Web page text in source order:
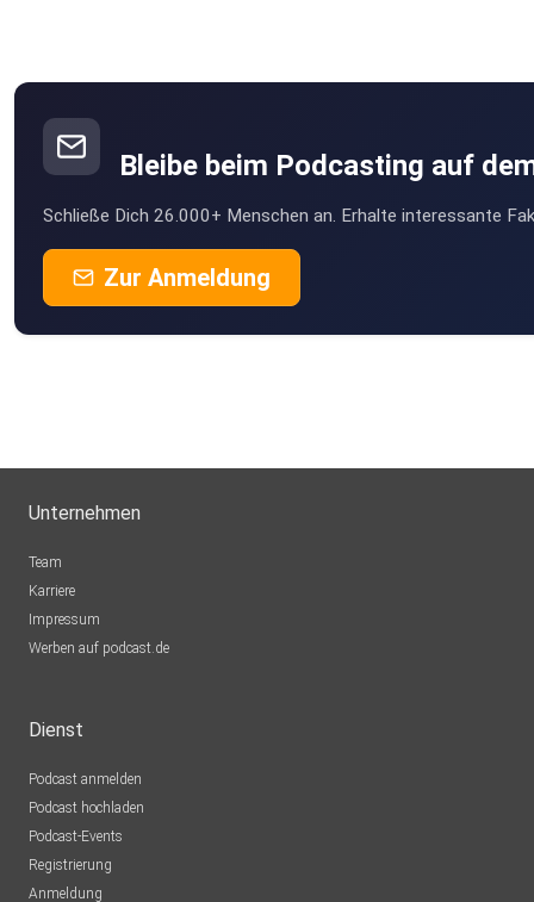
Pialea
Wolfsburg
Melli76
Ceĺle
Lovelizmusic
Gröditz
Bleibe beim Podcasting auf
Schließe Dich 26.000+ Menschen an. Erhalte interessante
Zur Anmeldung
Unternehmen
Team
Karriere
Impressum
Werben auf podcast.de
Dienst
Podcast anmelden
Podcast hochladen
Podcast-Events
Registrierung
Anmeldung